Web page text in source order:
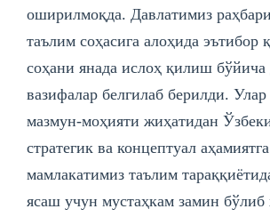
оширилмоқда. Давлатимиз
таълим соҳасига алоҳида эътибор
соҳани янада ислоҳ қилиш бўйича
вазифалар белгилаб берилди.
мазмун-моҳияти жиҳатидан
стратегик ва концептуал
мамлакатимиз таълим
ясаш учун мустаҳкам замин бўлиб